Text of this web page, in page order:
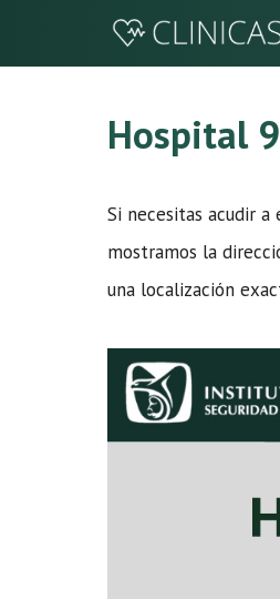
Hospital
Si necesitas acudir a
mostramos la
una localización